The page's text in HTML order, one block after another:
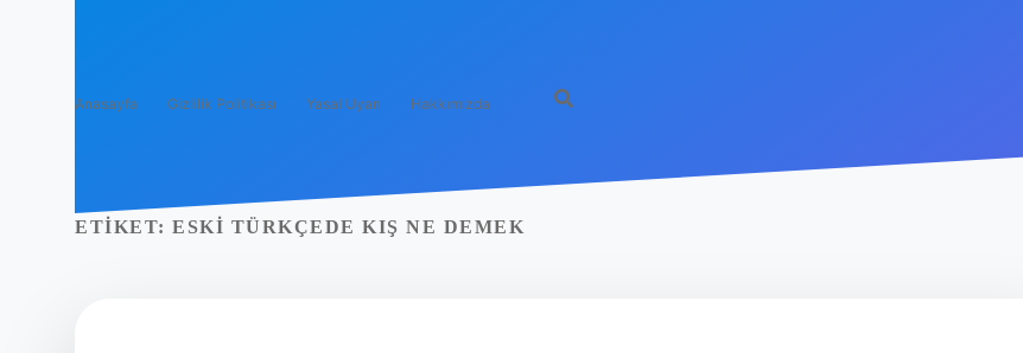
Anasayfa Gizlilik Politikası Yasal Uyarı Hakkımızda
ETIKET: ESKI TÜRKÇEDE KIŞ NE DEMEK